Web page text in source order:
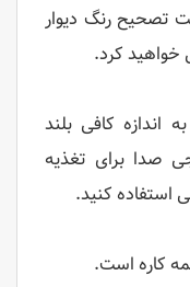
تصحیح رنگ دیوار
خواهید کرد.
کافی بلند
صدا برای تغذیه
استفاده کنید.